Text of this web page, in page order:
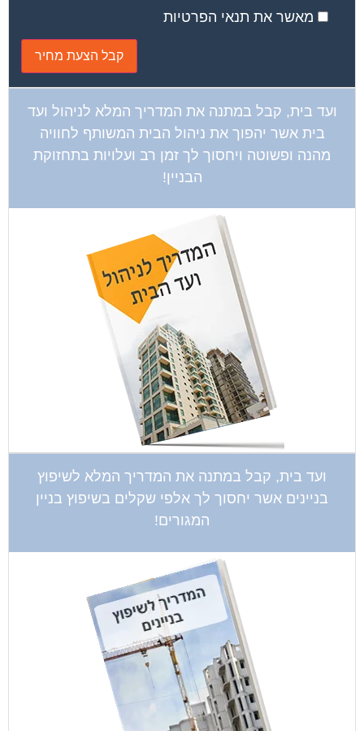
מאשר את תנאי הפרטיות
ועד בית, קבל במתנה את המדריך המלא לניהול ועד
בית אשר יהפוך את ניהול הבית המשותף לחוויה
מהנה ופשוטה ויחסוך לך זמן רב ועלויות בתחזוקת
הבניין!
ועד בית, קבל במתנה את המדריך המלא לשיפוץ
בניינים אשר יחסוך לך אלפי שקלים בשיפוץ בניין
המגורים!